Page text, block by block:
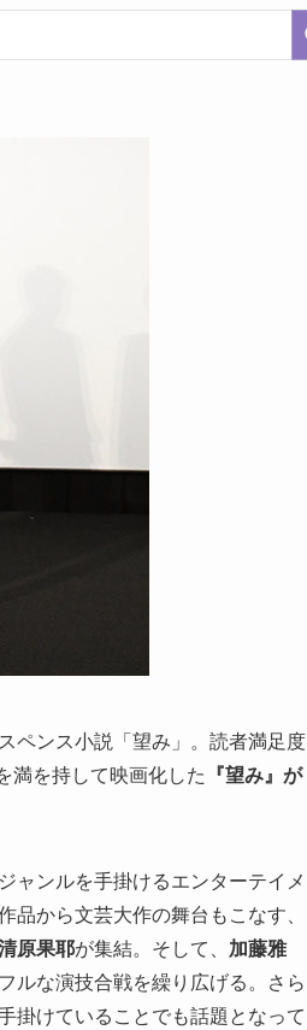
ペンス小説「望み」。読者満足度
満を持して映画化した 『望み』が
ャンルを手掛けるエンターテイメ
から文芸大作の舞台もこなす、
原果耶が集結。そして、 加藤雅
ルな演技合戦を繰り広げる。さら
掛けていることでも話題となって